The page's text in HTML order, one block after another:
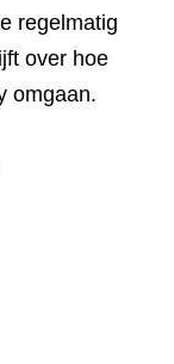
regelmatig
over hoe
omgaan.